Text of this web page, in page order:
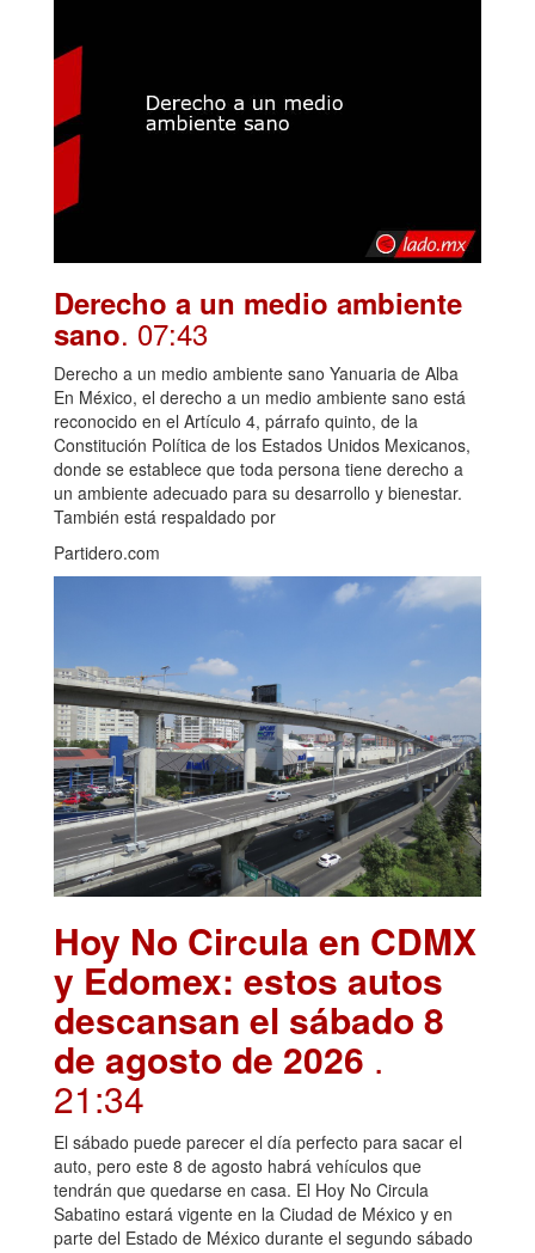
Derecho a un medio ambiente
sano. 07:43
Derecho a un medio ambiente sano Yanuaria de Alba
En México, el derecho a un medio ambiente sano está
reconocido en el Artículo 4, párrafo quinto, de la
Constitución Política de los Estados Unidos Mexicanos,
donde se establece que toda persona tiene derecho a
un ambiente adecuado para su desarrollo y bienestar.
También está respaldado por
Partidero.com
Hoy No Circula en CDMX
y Edomex: estos autos
descansan el sábado 8
de agosto de 2026 .
21:34
El sábado puede parecer el día perfecto para sacar el
auto, pero este 8 de agosto habrá vehículos que
tendrán que quedarse en casa. El Hoy No Circula
Sabatino estará vigente en la Ciudad de México y en
parte del Estado de México durante el segundo sábado